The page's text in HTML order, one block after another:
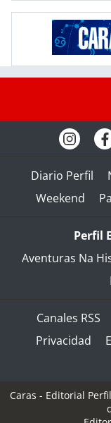
Diario Perfil
Weekend
Perfil
Aventuras Na
Canales RSS
Privacidad
Caras - Editorial